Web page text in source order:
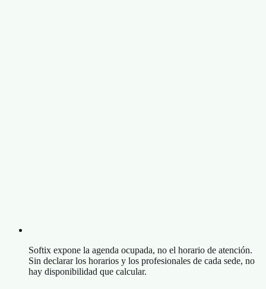
Softix expone la agenda ocupada, no el horario de atención.
Sin declarar los horarios y los profesionales de cada sede, no
hay disponibilidad que calcular.